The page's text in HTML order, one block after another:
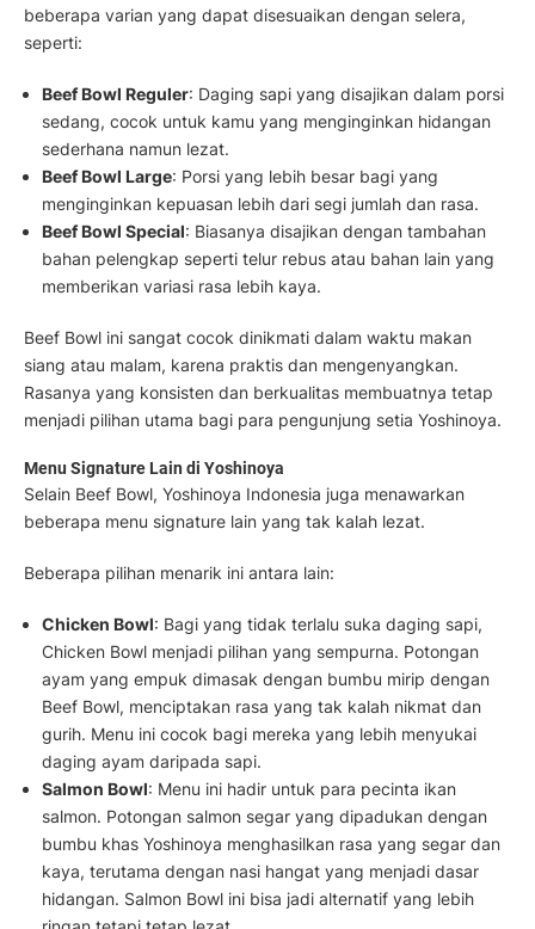
beberapa varian yang dapat disesuaikan dengan selera,
seperti:
Beef Bowl Reguler: Daging sapi yang disajikan dalam porsi
sedang, cocok untuk kamu yang menginginkan hidangan
sederhana namun lezat.
Beef Bowl Large: Porsi yang lebih besar bagi yang
menginginkan kepuasan lebih dari segi jumlah dan rasa.
Beef Bowl Special: Biasanya disajikan dengan tambahan
bahan pelengkap seperti telur rebus atau bahan lain yang
memberikan variasi rasa lebih kaya.
Beef Bowl ini sangat cocok dinikmati dalam waktu makan
siang atau malam, karena praktis dan mengenyangkan.
Rasanya yang konsisten dan berkualitas membuatnya tetap
menjadi pilihan utama bagi para pengunjung setia Yoshinoya.
Menu Signature Lain di Yoshinoya
Selain Beef Bowl, Yoshinoya Indonesia juga menawarkan
beberapa menu signature lain yang tak kalah lezat.
Beberapa pilihan menarik ini antara lain:
Chicken Bowl: Bagi yang tidak terlalu suka daging sapi,
Chicken Bowl menjadi pilihan yang sempurna. Potongan
ayam yang empuk dimasak dengan bumbu mirip dengan
Beef Bowl, menciptakan rasa yang tak kalah nikmat dan
gurih. Menu ini cocok bagi mereka yang lebih menyukai
daging ayam daripada sapi.
Salmon Bowl: Menu ini hadir untuk para pecinta ikan
salmon. Potongan salmon segar yang dipadukan dengan
bumbu khas Yoshinoya menghasilkan rasa yang segar dan
kaya, terutama dengan nasi hangat yang menjadi dasar
hidangan. Salmon Bowl ini bisa jadi alternatif yang lebih